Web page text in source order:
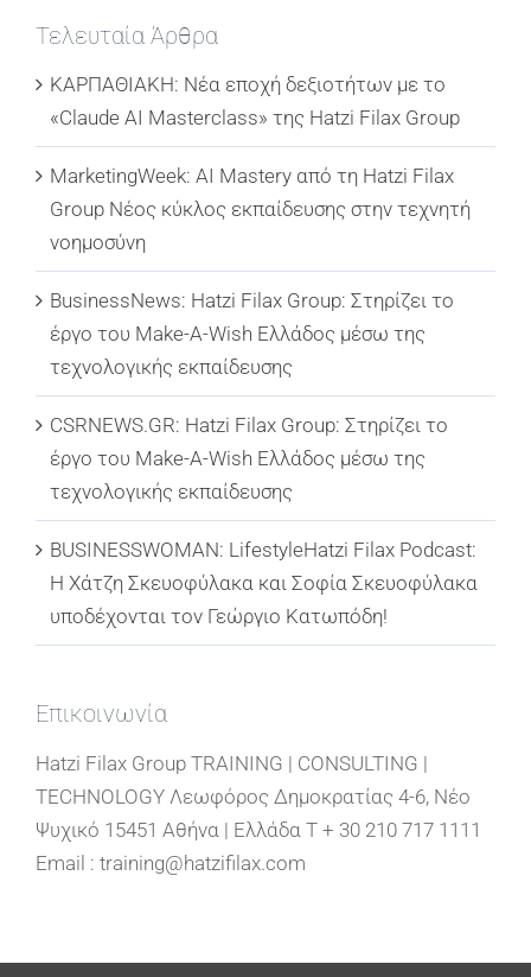
Τελευταία Άρθρα
ΚΑΡΠΑΘΙΑΚΗ: Νέα εποχή δεξιοτήτων με το
«Claude AI Masterclass» της Hatzi Filax Group
MarketingWeek: AI Mastery από τη Hatzi Filax
Group Νέος κύκλος εκπαίδευσης στην τεχνητή
νοημοσύνη
BusinessNews: Hatzi Filax Group: Στηρίζει το
έργο του Make-A-Wish Ελλάδος μέσω της
τεχνολογικής εκπαίδευσης
CSRNEWS.GR: Hatzi Filax Group: Στηρίζει το
έργο του Make-A-Wish Ελλάδος μέσω της
τεχνολογικής εκπαίδευσης
BUSINESSWOMAN: LifestyleHatzi Filax Podcast:
Η Χάτζη Σκευοφύλακα και Σοφία Σκευοφύλακα
υποδέχονται τον Γεώργιο Κατωπόδη!
Επικοινωνία
Hatzi Filax Group TRAINING | CONSULTING |
TECHNOLOGY Λεωφόρος Δημοκρατίας 4-6, Νέο
Ψυχικό 15451 Αθήνα | Ελλάδα T + 30 210 717 1111
Email : training@hatzifilax.com